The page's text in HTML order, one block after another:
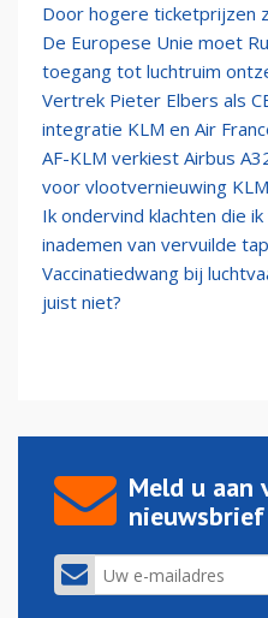
Door hogere ticketprijzen
De Europese Unie moet
toegang tot luchtruim
Vertrek Pieter Elbers als
integratie KLM en Air
AF-KLM verkiest Airbus
voor vlootvernieuwing
Ik ondervind klachten die
inademen van vervuilde
Vaccinatiedwang bij
juist niet?
Meld u aan
nieuwsbrief